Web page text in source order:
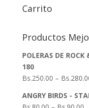
Carrito
Productos
POLERAS DE
180
Bs.250.00 – Bs.
ANGRY BIRDS -